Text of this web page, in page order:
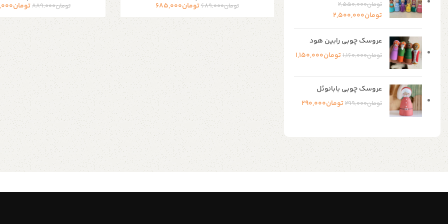
تومان2,550,000
تومان2,500,000
عروسک چوبی رابین هود
تومان1,160,000تومان1,150,000
عروسک چوبی بابانوئل
تومان299,000تومان290,000
تومان689,000تومان685,000 تومان889,000تومان